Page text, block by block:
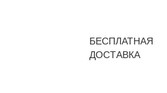
БЕСПЛАТНАЯ
ДОСТАВКА